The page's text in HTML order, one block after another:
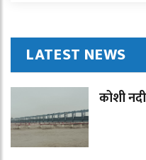
LATEST NEWS
कोशी